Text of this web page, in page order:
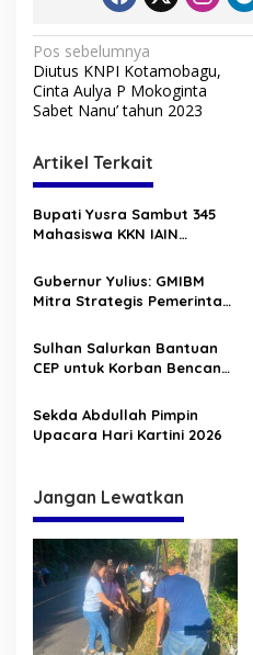
N
a
v
i
g
a
s
i
p
s
Pos sebelumnya
Diutus KNPI Kotamobagu,
Cinta Aulya P Mokoginta
Sabet Nanu’ tahun 2023
Artikel Terkait
Bupati Yusra Sambut 345
Mahasiswa KKN IAIN
Gubernur Yulius: GMIBM
Mitra Strategis Pemerintah,
Sinergi Membangun
Sulawesi Utara
Sulhan Salurkan Bantuan
CEP untuk Korban Bencana
Sekda Abdullah Pimpin
Upacara Hari Kartini 2026
Jangan Lewatkan